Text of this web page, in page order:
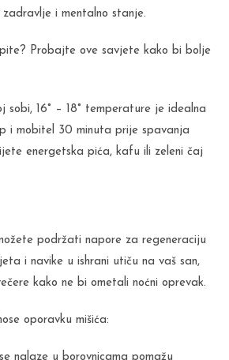
i mentalno stanje.
Probajte ove savjete kako bi bolje
sobi, 16° – 18° temperature je idealna
i mobitel 30 minuta prije spavanja
energetska pića, kafu ili zeleni čaj
podržati napore za regeneraciju
i navike u ishrani utiču na vaš san,
kako ne bi ometali noćni oprevak.
oporavku mišića:
nalaze u borovnicama pomažu